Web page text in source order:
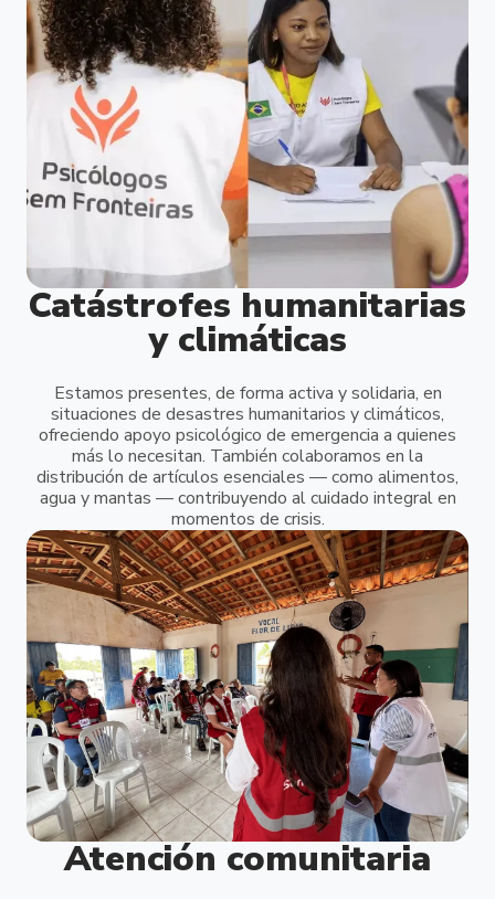
Catástrofes humanitarias
y climáticas
Estamos presentes, de forma activa y solidaria, en
situaciones de desastres humanitarios y climáticos,
ofreciendo apoyo psicológico de emergencia a quienes
más lo necesitan. También colaboramos en la
distribución de artículos esenciales — como alimentos,
agua y mantas — contribuyendo al cuidado integral en
momentos de crisis.
Atención comunitaria